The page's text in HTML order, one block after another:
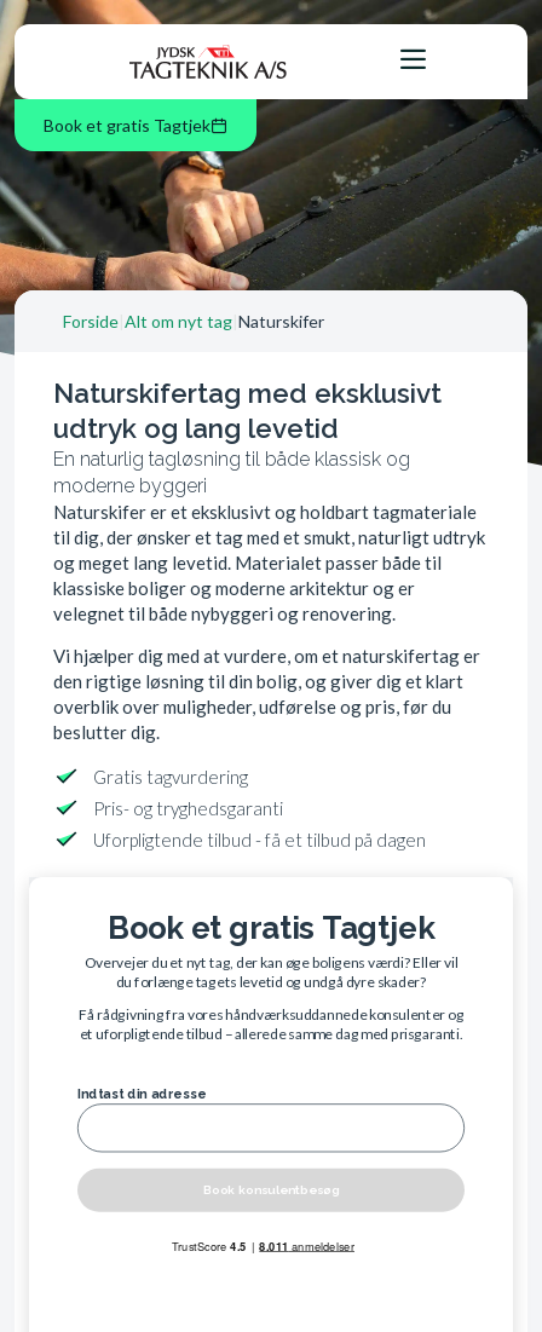
Book et gratis Tagtjek
Forside Alt om nyt tag Naturskifer
Naturskifertag med eksklusivt
udtryk og lang levetid
En naturlig tagløsning til både klassisk og
moderne byggeri
Naturskifer er et eksklusivt og holdbart tagmateriale
til dig, der ønsker et tag med et smukt, naturligt udtryk
og meget lang levetid. Materialet passer både til
klassiske boliger og moderne arkitektur og er
velegnet til både nybyggeri og renovering.
Vi hjælper dig med at vurdere, om et naturskifertag er
den rigtige løsning til din bolig, og giver dig et klart
overblik over muligheder, udførelse og pris, før du
beslutter dig.
Gratis tagvurdering
Pris- og tryghedsgaranti
Uforpligtende tilbud - få et tilbud på dagen
Book et gratis Tagtjek
Overvejer du et nyt tag, der kan øge boligens værdi? Eller vil
du forlænge tagets levetid og undgå dyre skader?
Få rådgivning fra vores håndværksuddannede konsulenter og
et uforpligtende tilbud – allerede samme dag med prisgaranti.
Indtast din adresse
Book konsulentbesøg